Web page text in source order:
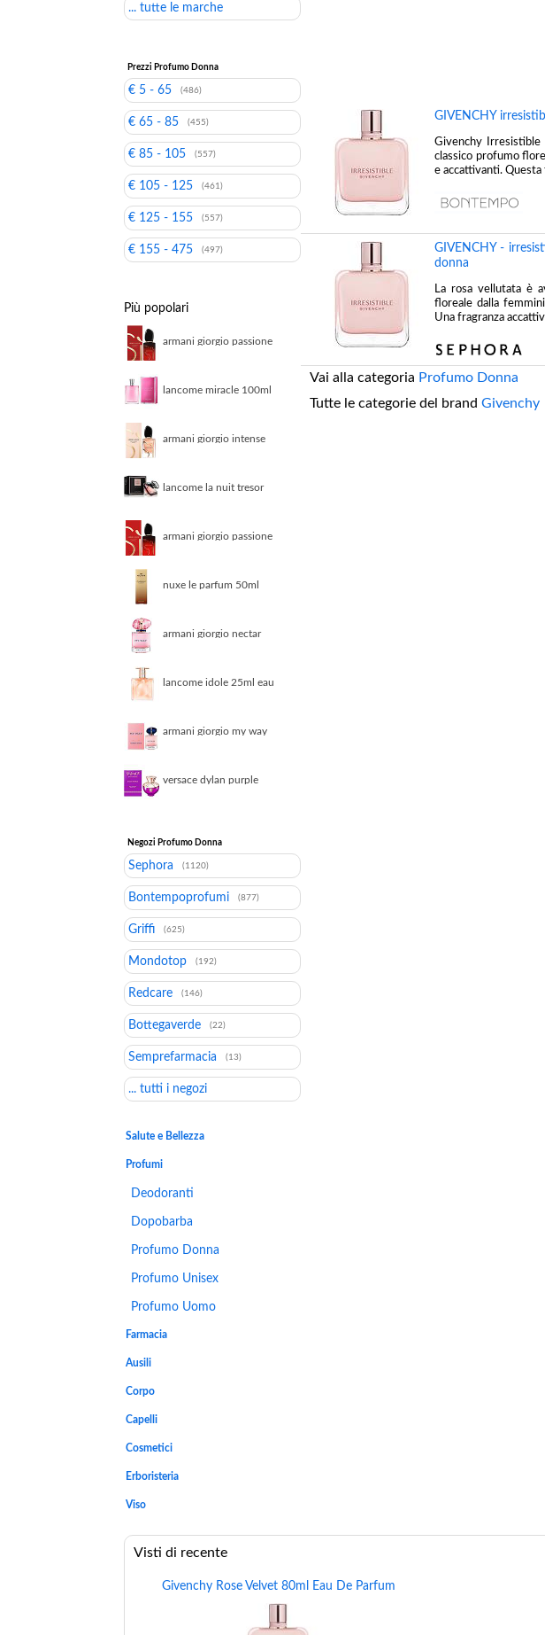
... tutte le marche
Prezzi Profumo Donna
€ 5 - 65 (486)
€ 65 - 85 (455)
€ 85 - 105 (557)
€ 105 - 125 (461)
€ 125 - 155 (557)
€ 155 - 475 (497)
Più popolari
armani giorgio passione
lancome miracle 100ml
armani giorgio intense
lancome la nuit tresor
armani giorgio passione
nuxe le parfum 50ml
armani giorgio nectar
lancome idole 25ml eau
armani giorgio my way
versace dylan purple
Negozi Profumo Donna
Sephora (1120)
Bontempoprofumi (877)
Griffi (625)
Mondotop (192)
Redcare (146)
Bottegaverde (22)
Semprefarmacia (13)
... tutti i negozi
Salute e Bellezza
Profumi
Deodoranti
Dopobarba
Profumo Donna
Profumo Unisex
Profumo Uomo
Farmacia
Ausili
Corpo
Capelli
Cosmetici
Erboristeria
Viso
GIVENCHY
Givenchy Irresistible
classico profumo
e accattivanti. Questa
GIVENCHY -
donna
La rosa vellutata è
floreale dalla
Una fragranza
Vai alla categoria Profumo Donna
Tutte le categorie del brand Givenchy
Visti di recente
Givenchy Rose Velvet 80ml Eau De Parfum